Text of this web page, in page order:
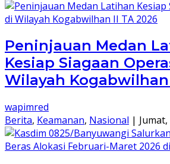
Peninjauan Medan
Kesiap Siagaan
Wilayah Kogabwilhan
wapimred
Berita, Keamanan, Nasional |